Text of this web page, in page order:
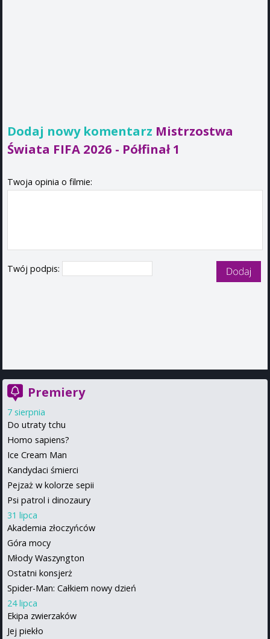
Dodaj nowy komentarz Mistrzostwa
Świata FIFA 2026 - Półfinał 1
Twoja opinia o filmie:
Twój podpis:
Premiery
7 sierpnia
Do utraty tchu
Homo sapiens?
Ice Cream Man
Kandydaci śmierci
Pejzaż w kolorze sepii
Psi patrol i dinozaury
31 lipca
Akademia złoczyńców
Góra mocy
Młody Waszyngton
Ostatni konsjerż
Spider-Man: Całkiem nowy dzień
24 lipca
Ekipa zwierzaków
Jej piekło